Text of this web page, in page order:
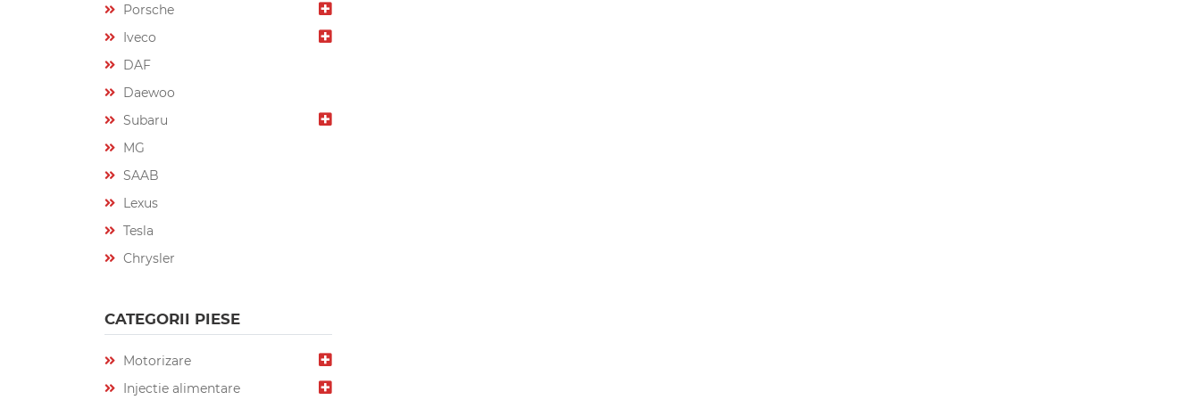
Porsche
Iveco
DAF
Daewoo
Subaru
MG
SAAB
Lexus
Tesla
Chrysler
CATEGORII PIESE
Motorizare
Injectie alimentare